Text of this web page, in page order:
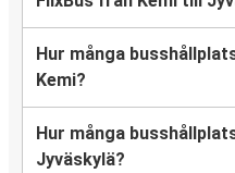
Hur många
Kemi?
Hur många
Jyväskylä?